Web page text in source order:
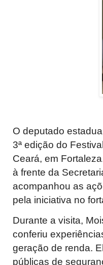
O deputado
3ª edição do
Ceará, em
à frente da
acompanhou as
pela iniciativa no
Durante a visita,
conferiu
geração de renda.
públicas de